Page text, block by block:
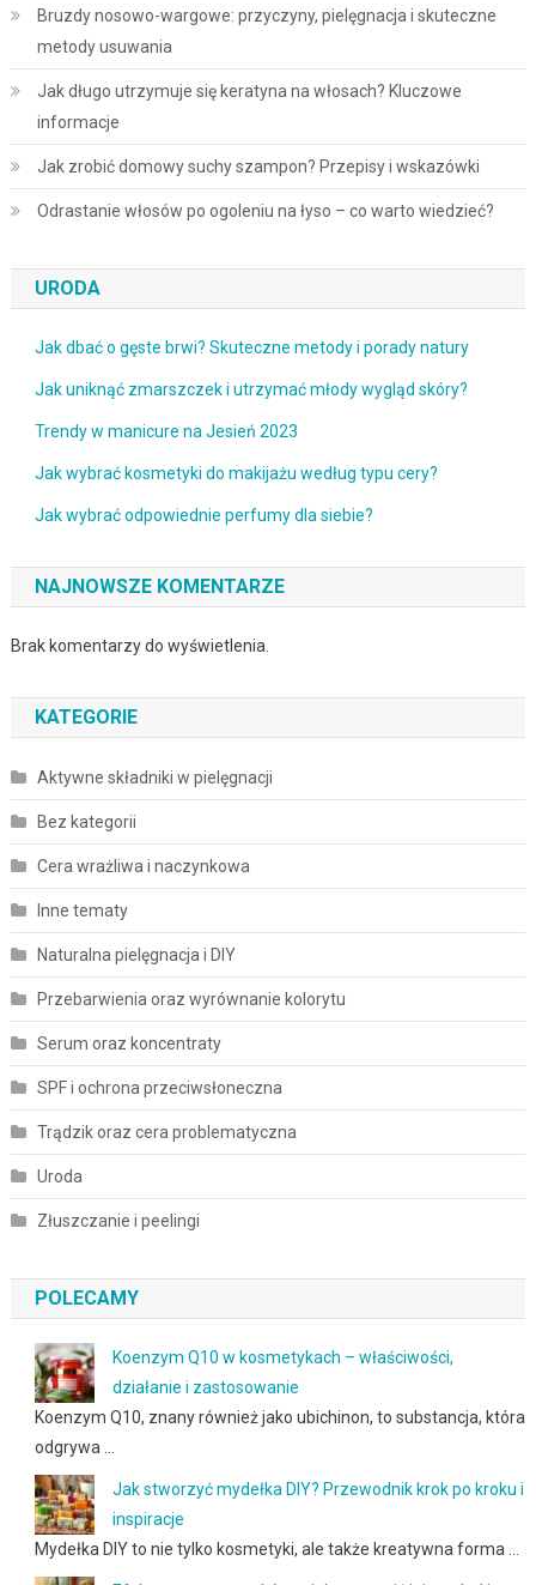
Bruzdy nosowo-wargowe: przyczyny, pielęgnacja i skuteczne
metody usuwania
Jak długo utrzymuje się keratyna na włosach? Kluczowe
informacje
Jak zrobić domowy suchy szampon? Przepisy i wskazówki
Odrastanie włosów po ogoleniu na łyso – co warto wiedzieć?
URODA
Jak dbać o gęste brwi? Skuteczne metody i porady natury
Jak uniknąć zmarszczek i utrzymać młody wygląd skóry?
Trendy w manicure na Jesień 2023
Jak wybrać kosmetyki do makijażu według typu cery?
Jak wybrać odpowiednie perfumy dla siebie?
NAJNOWSZE KOMENTARZE
Brak komentarzy do wyświetlenia.
KATEGORIE
Aktywne składniki w pielęgnacji
Bez kategorii
Cera wrażliwa i naczynkowa
Inne tematy
Naturalna pielęgnacja i DIY
Przebarwienia oraz wyrównanie kolorytu
Serum oraz koncentraty
SPF i ochrona przeciwsłoneczna
Trądzik oraz cera problematyczna
Uroda
Złuszczanie i peelingi
POLECAMY
Koenzym Q10 w kosmetykach – właściwości,
działanie i zastosowanie
Koenzym Q10, znany również jako ubichinon, to substancja, która
odgrywa …
Jak stworzyć mydełka DIY? Przewodnik krok po kroku i
inspiracje
Mydełka DIY to nie tylko kosmetyki, ale także kreatywna forma …